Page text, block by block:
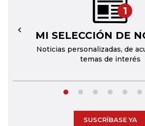
1
MI SELECCIÓN DE
Noticias personalizadas, de
temas de interés
←
SUSCRÍBASE YA